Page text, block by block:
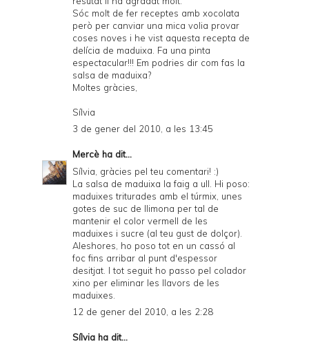
Sóc molt de fer receptes amb xocolata
però per canviar una mica volia provar
coses noves i he vist aquesta recepta de
delícia de maduixa. Fa una pinta
espectacular!!! Em podries dir com fas la
salsa de maduixa?
Moltes gràcies,
Sílvia
3 de gener del 2010, a les 13:45
Mercè ha dit...
Sílvia, gràcies pel teu comentari! :)
La salsa de maduixa la faig a ull. Hi poso:
maduixes triturades amb el túrmix, unes
gotes de suc de llimona per tal de
mantenir el color vermell de les
maduixes i sucre (al teu gust de dolçor).
Aleshores, ho poso tot en un cassó al
foc fins arribar al punt d'espessor
desitjat. I tot seguit ho passo pel colador
xino per eliminar les llavors de les
maduixes.
12 de gener del 2010, a les 2:28
Sílvia ha dit...